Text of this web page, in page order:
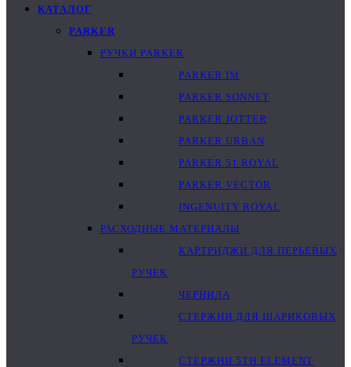
КАТАЛОГ
PARKER
РУЧКИ PARKER
PARKER IM
PARKER SONNET
PARKER JOTTER
PARKER URBAN
PARKER 51 ROYAL
PARKER VECTOR
INGENUITY ROYAL
РАСХОДНЫЕ МАТЕРИАЛЫ
КАРТРИДЖИ ДЛЯ ПЕРЬЕВЫХ
РУЧЕК
ЧЕРНИЛА
СТЕРЖНИ ДЛЯ ШАРИКОВЫХ
РУЧЕК
СТЕРЖНИ 5TH ELEMENT